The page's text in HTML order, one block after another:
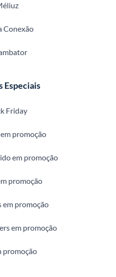
Conexão
Especiais
Friday
promoção
em promoção
promoção
em promoção
em promoção
promoção